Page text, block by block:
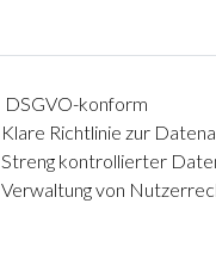
DSGVO-konform
Klare Richtlinie zur
Streng kontrollierter
Verwaltung von